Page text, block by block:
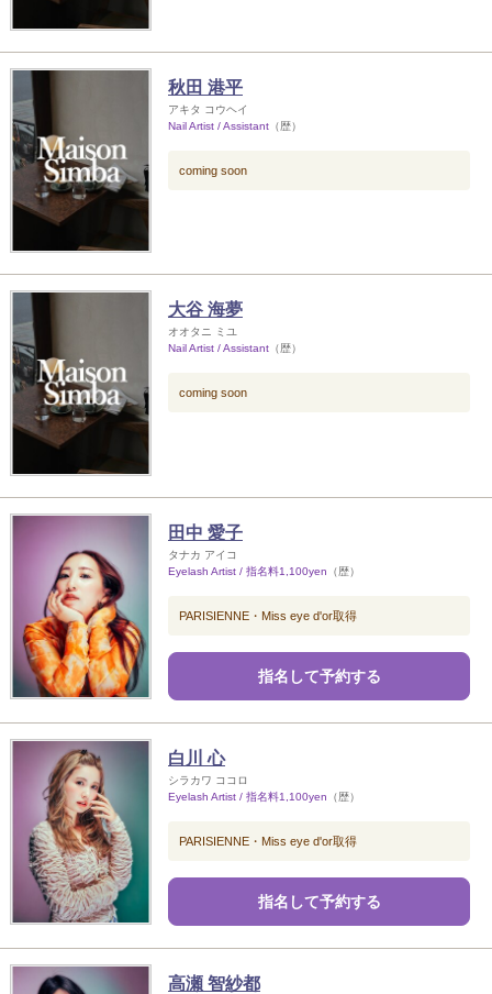
秋田 港平
アキタ コウヘイ
Nail Artist / Assistant （歴）
coming soon
大谷 海夢
オオタニ ミユ
Nail Artist / Assistant （歴）
coming soon
田中 愛子
タナカ アイコ
Eyelash Artist / 指名料1,100yen （歴）
PARISIENNE・Miss eye d'or取得
指名して予約する
白川 心
シラカワ ココロ
Eyelash Artist / 指名料1,100yen （歴）
PARISIENNE・Miss eye d'or取得
指名して予約する
高瀬 智紗都